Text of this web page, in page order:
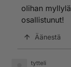
olihan
osallistunut!
Äänestä
tytteli